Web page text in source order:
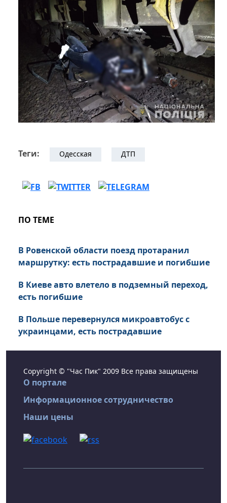
Теги: Одесская ДТП
ПО ТЕМЕ
В Ровенской области поезд протаранил
маршрутку: есть пострадавшие и погибшие
В Киеве авто влетело в подземный переход,
есть погибшие
В Польше перевернулся микроавтобус с
украинцами, есть пострадавшие
Copyright © "Час Пик" 2009 Все права защищены
О портале
Информационное сотрудничество
Наши цены